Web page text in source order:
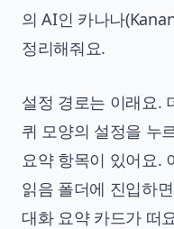
의 AI인 카나나
정리해줘요.
설정 경로는 이래요.
퀴 모양의 설정을 누
요약 항목이 있어요.
읽음 폴더에 진입하
대화 요약 카드가 떠